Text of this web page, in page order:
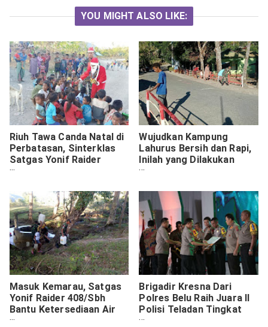
YOU MIGHT ALSO LIKE:
Riuh Tawa Canda Natal di
Perbatasan, Sinterklas
Satgas Yonif Raider
142/KJ Bagikan
Wujudkan Kampung
Lahurus Bersih dan Rapi,
Inilah yang Dilakukan
Satgas Yonif Raider 408
Masuk Kemarau, Satgas
Yonif Raider 408/Sbh
Bantu Ketersediaan Air
Bersih untuk Masyarakat
Brigadir Kresna Dari
Polres Belu Raih Juara II
Polisi Teladan Tingkat
Nasional 2019